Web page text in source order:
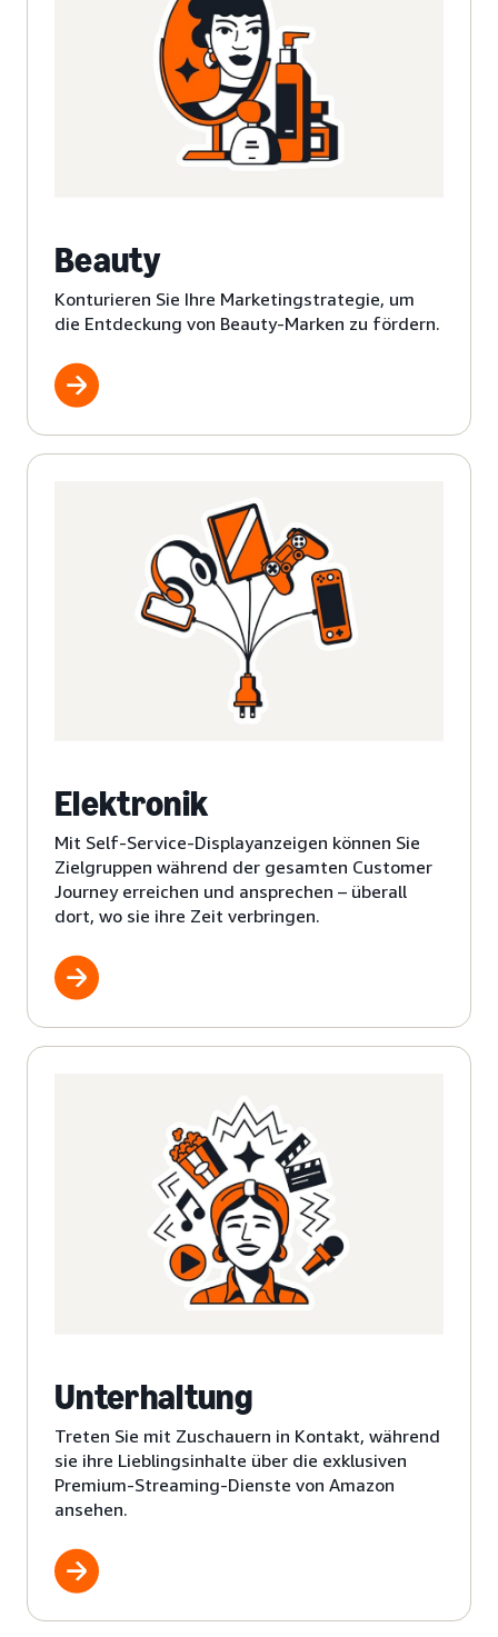
Beauty
Konturieren Sie Ihre Marketingstrategie, um
die Entdeckung von Beauty-Marken zu fördern.
Elektronik
Mit Self-Service-Displayanzeigen können Sie
Zielgruppen während der gesamten Customer
Journey erreichen und ansprechen – überall
dort, wo sie ihre Zeit verbringen.
Unterhaltung
Treten Sie mit Zuschauern in Kontakt, während
sie ihre Lieblingsinhalte über die exklusiven
Premium-Streaming-Dienste von Amazon
ansehen.